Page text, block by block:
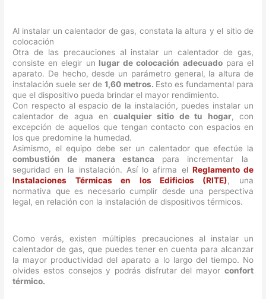
Al instalar un calentador de gas, constata la altura y el sitio de
colocación
Otra de las precauciones al instalar un calentador de gas,
consiste en elegir un lugar de colocación adecuadopara el
aparato. De hecho, desde un parámetro general, la altura de
instalación suele ser de1,60 metros. Esto es fundamental para
que el dispositivo pueda brindar el mayor rendimiento.
Con respecto al espacio de la instalación, puedes instalar un
calentador de agua en cualquier sitio de tu hogar, con
excepción de aquellos que tengan contacto con espacios en
los que predomine la humedad.
Asimismo, el equipo debe ser un calentador que efectúe la
combustión de manera estanca para incrementar la
seguridad en la instalación. Así lo afirma el Reglamento de
Instalaciones Térmicas en los Edificios (RITE), una
normativa que es necesario cumplir desde una perspectiva
legal, en relación con la instalación de dispositivos térmicos.
Como verás, existen múltiples precauciones al instalar un
calentador de gas, que puedes tener en cuenta para alcanzar
la mayor productividad del aparato a lo largo del tiempo. No
olvides estos consejos y podrás disfrutar del mayor confort
térmico.